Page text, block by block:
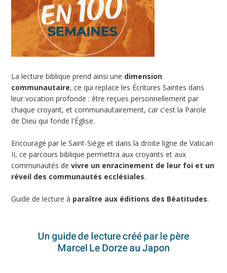
La lecture biblique prend ainsi une dimension
communautaire, ce qui replace les Écritures Saintes dans
leur vocation profonde : être reçues personnellement par
chaque croyant, et communautairement, car c'est la Parole
de Dieu qui fonde l'Église.
Encouragé par le Saint-Siège et dans la droite ligne de Vatican
II, ce parcours biblique permettra aux croyants et aux
communautés de vivre un enracinement de leur foi et un
réveil des communautés ecclésiales.
Guide de lecture à paraître aux éditions des Béatitudes.